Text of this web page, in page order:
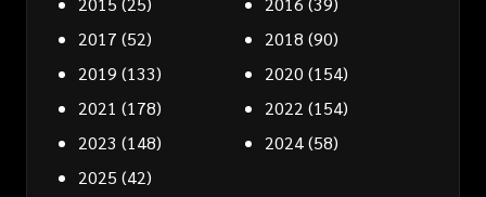
2017 (52) 2018 (90)
2019 (133) 2020 (154)
2021 (178) 2022 (154)
2023 (148) 2024(58)
2025 (42)